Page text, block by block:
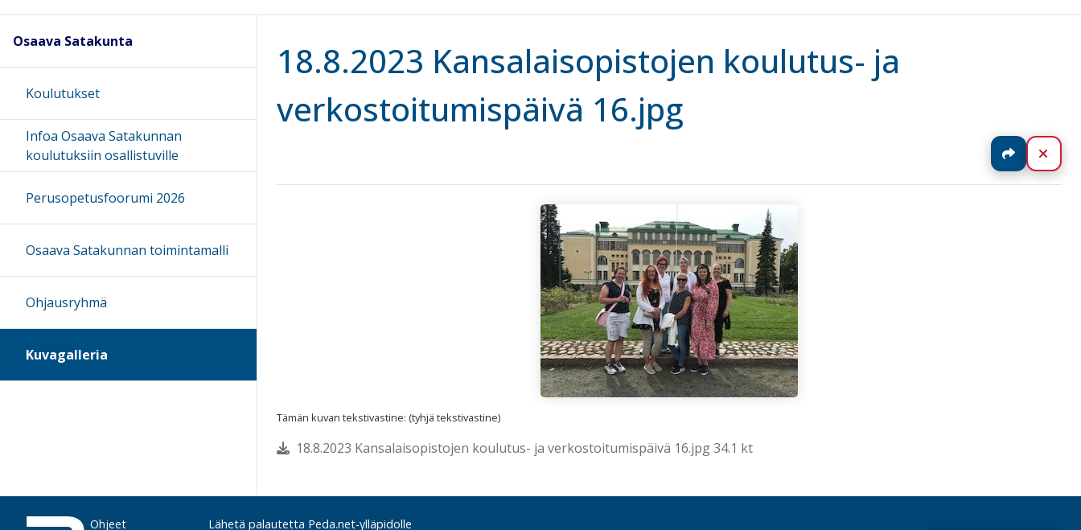
18.8.2023 Kansalaisopistojen koulutus- ja
verkostoitumispäivä 16.jpg
Jaa
Tämän kuvan tekstivastine: (tyhjä tekstivastine)
18.8.2023 Kansalaisopistojen koulutus- ja verkostoitumispäivä 16.jpg 34.1 kt
Osaava Satakunta
Koulutukset
Infoa Osaava Satakunnan
koulutuksiin osallistuville
Perusopetusfoorumi 2026
Osaava Satakunnan toimintamalli
Ohjausryhmä
Kuvagalleria
Ohjeet Lähetä palautetta Peda.net-ylläpidolle